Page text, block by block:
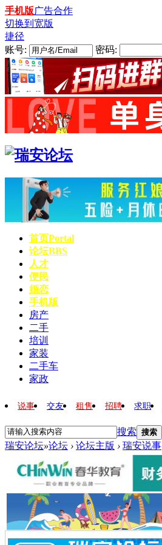
手机版广告合作
切换到宽版
捷径
账号:
密码:
首页Portal
论坛BBS
人才
便民
婚恋
手机版
房产
二手
培训
家装
二手车
家政
说事 交友 租售 招聘 求职
搜索 搜索
瑞安论坛»论坛 › 论坛主版 › 瑞安说事